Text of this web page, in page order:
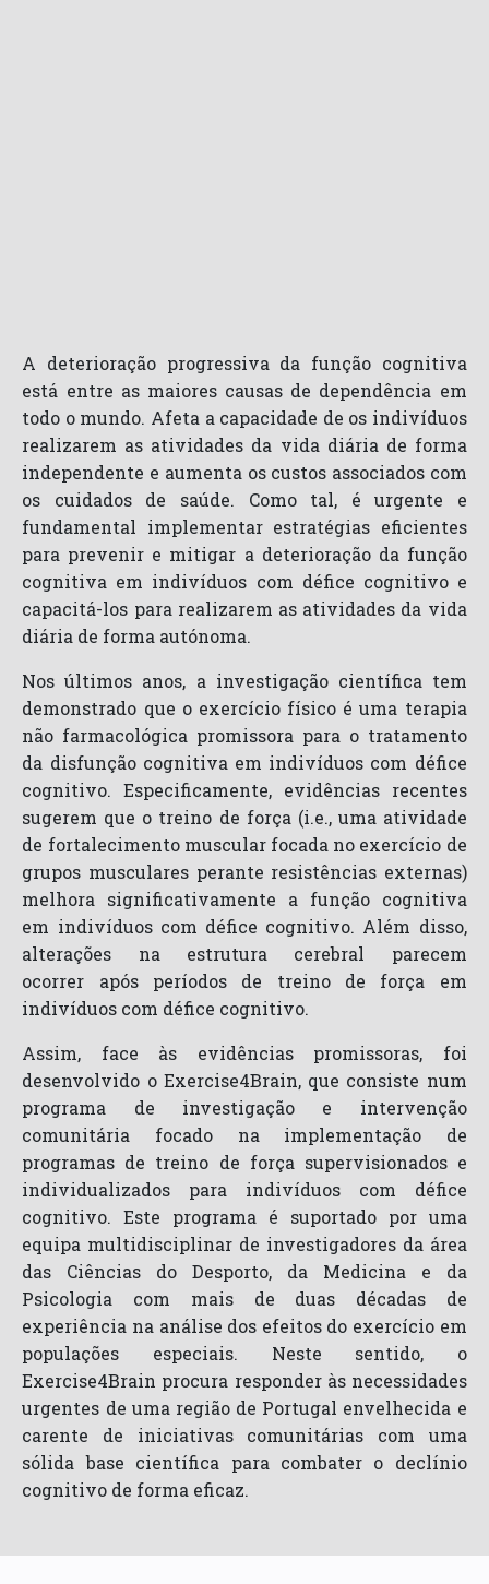
A deterioração progressiva da função cognitiva
está entre as maiores causas de dependência em
todo o mundo. Afeta a capacidade de os indivíduos
realizarem as atividades da vida diária de forma
independente e aumenta os custos associados com
os cuidados de saúde. Como tal, é urgente e
fundamental implementar estratégias eficientes
para prevenir e mitigar a deterioração da função
cognitiva em indivíduos com défice cognitivo e
capacitá-los para realizarem as atividades da vida
diária de forma autónoma.
Nos últimos anos, a investigação científica tem
demonstrado que o exercício físico é uma terapia
não farmacológica promissora para o tratamento
da disfunção cognitiva em indivíduos com défice
cognitivo. Especificamente, evidências recentes
sugerem que o treino de força (i.e., uma atividade
de fortalecimento muscular focada no exercício de
grupos musculares perante resistências externas)
melhora significativamente a função cognitiva
em indivíduos com défice cognitivo. Além disso,
alterações na estrutura cerebral parecem
ocorrer após períodos de treino de força em
indivíduos com défice cognitivo.
Assim, face às evidências promissoras, foi
desenvolvido o Exercise4Brain, que consiste num
programa de investigação e intervenção
comunitária focado na implementação de
programas de treino de força supervisionados e
individualizados para indivíduos com défice
cognitivo. Este programa é suportado por uma
equipa multidisciplinar de investigadores da área
das Ciências do Desporto, da Medicina e da
Psicologia com mais de duas décadas de
experiência na análise dos efeitos do exercício em
populações especiais. Neste sentido, o
Exercise4Brain procura responder às necessidades
urgentes de uma região de Portugal envelhecida e
carente de iniciativas comunitárias com uma
sólida base científica para combater o declínio
cognitivo de forma eficaz.